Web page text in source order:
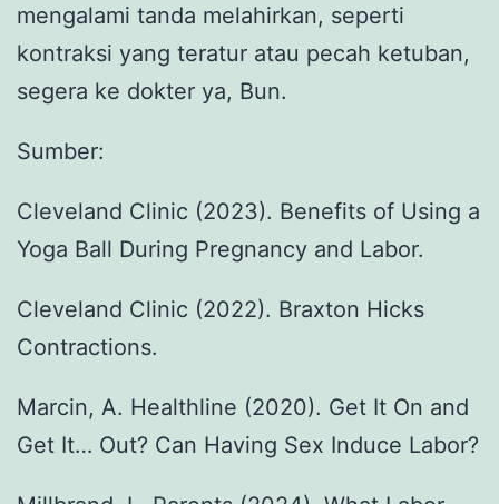
mengalami tanda melahirkan, seperti
kontraksi yang teratur atau pecah ketuban,
segera ke dokter ya, Bun.
Sumber:
Cleveland Clinic (2023). Benefits of Using a
Yoga Ball During Pregnancy and Labor.
Cleveland Clinic (2022). Braxton Hicks
Contractions.
Marcin, A. Healthline (2020). Get It On and
Get It… Out? Can Having Sex Induce Labor?